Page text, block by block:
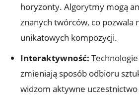
horyzonty. Algorytmy mogą
znanych twórców, co pozwala
unikatowych kompozycji.
Interaktywność:
zmieniają sposób odbioru
widzom aktywne